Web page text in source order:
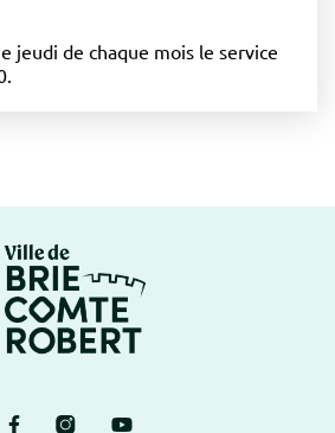
jeudi de chaque mois le service
Lien vers le compte Facebook
Lien vers le compte Instagram
Lien vers la chaîne